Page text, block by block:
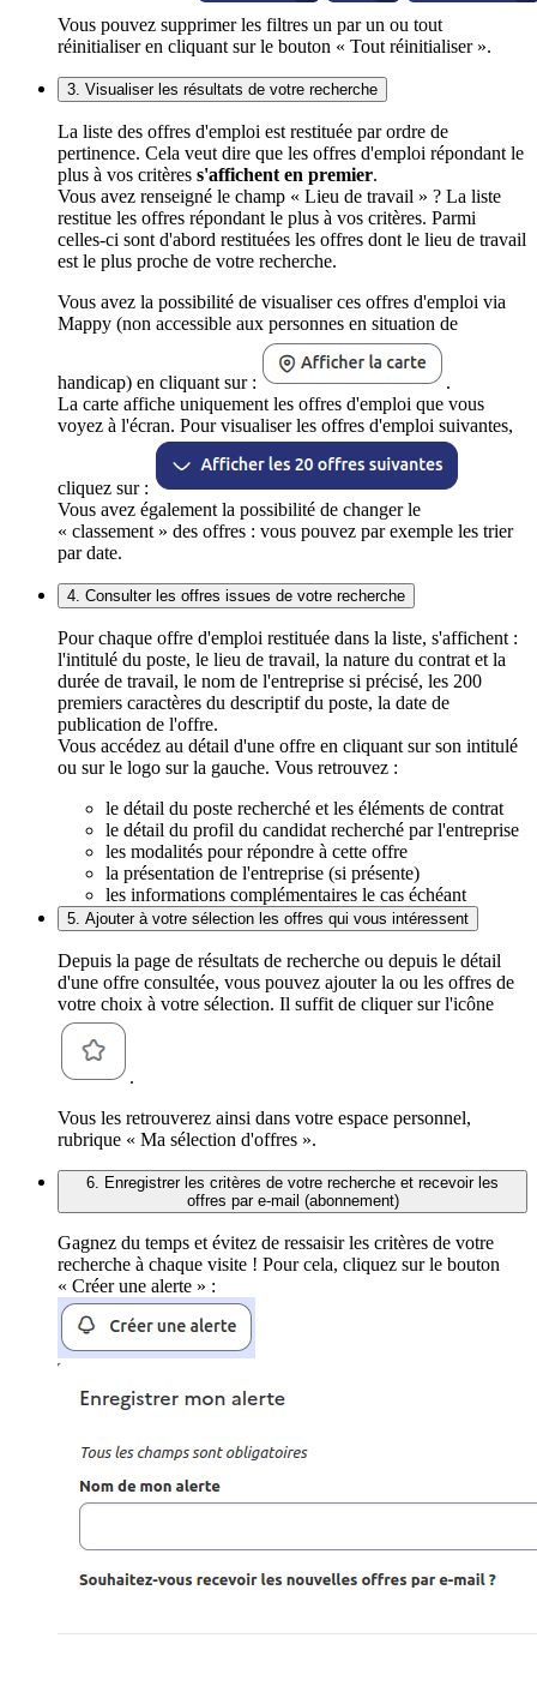
Vous pouvez supprimer les filtres un par un ou tout
réinitialiser en cliquant sur le bouton « Tout réinitialiser ».
3. Visualiser les résultats de votre recherche
La liste des offres d'emploi est restituée par ordre de
pertinence. Cela veut dire que les offres d'emploi répondant le
plus à vos critères s'affichent en premier.
Vous avez renseigné le champ « Lieu de travail » ? La liste
restitue les offres répondant le plus à vos critères. Parmi
celles-ci sont d'abord restituées les offres dont le lieu de travail
est le plus proche de votre recherche.
Vous avez la possibilité de visualiser ces offres d'emploi via
Mappy (non accessible aux personnes en situation de
handicap) en cliquant sur :
.
La carte affiche uniquement les offres d'emploi que vous
voyez à l'écran. Pour visualiser les offres d'emploi suivantes,
cliquez sur :
Vous avez également la possibilité de changer le
« classement » des offres : vous pouvez par exemple les trier
par date.
4. Consulter les offres issues de votre recherche
Pour chaque offre d'emploi restituée dans la liste, s'affichent :
l'intitulé du poste, le lieu de travail, la nature du contrat et la
durée de travail, le nom de l'entreprise si précisé, les 200
premiers caractères du descriptif du poste, la date de
publication de l'offre.
Vous accédez au détail d'une offre en cliquant sur son intitulé
ou sur le logo sur la gauche. Vous retrouvez :
le détail du poste recherché et les éléments de contrat
le détail du profil du candidat recherché par l'entreprise
les modalités pour répondre à cette offre
la présentation de l'entreprise (si présente)
les informations complémentaires le cas échéant
5. Ajouter à votre sélection les offres qui vous intéressent
Depuis la page de résultats de recherche ou depuis le détail
d'une offre consultée, vous pouvez ajouter la ou les offres de
votre choix à votre sélection. Il suffit de cliquer sur l'icône
.
Vous les retrouverez ainsi dans votre espace personnel,
rubrique « Ma sélection d'offres ».
6. Enregistrer les critères de votre recherche et recevoir les
offres par e-mail (abonnement)
Gagnez du temps et évitez de ressaisir les critères de votre
recherche à chaque visite ! Pour cela, cliquez sur le bouton
« Créer une alerte » :